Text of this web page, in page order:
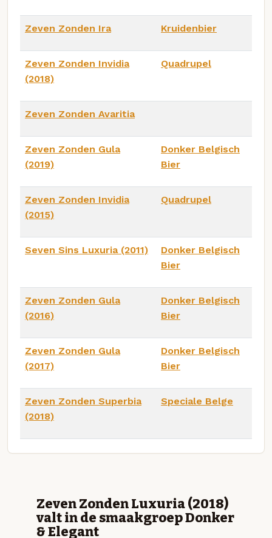
Zeven Zonden Ira Kruidenbier
Zeven Zonden Invidia
(2018)
Quadrupel
Zeven Zonden Avaritia
Zeven Zonden Gula
(2019)
Donker Belgisch
Bier
Zeven Zonden Invidia
(2015)
Quadrupel
Seven Sins Luxuria (2011)
Donker Belgisch
Bier
Zeven Zonden Gula
(2016)
Donker Belgisch
Bier
Zeven Zonden Gula
(2017)
Donker Belgisch
Bier
Zeven Zonden Superbia
(2018)
Speciale Belge
Zeven Zonden Luxuria (2018)
valt in de smaakgroep Donker
& Elegant